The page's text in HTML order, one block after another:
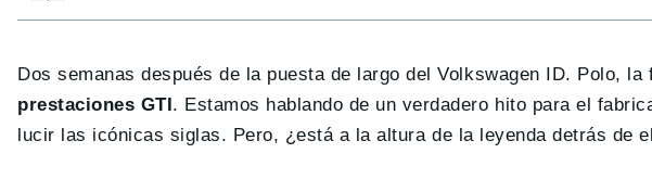
Dos semanas después de la puesta de largo del Volkswagen ID. Polo,
prestaciones GTI . Estamos hablando de un verdadero hito para el
lucir las icónicas siglas. Pero, ¿está a la altura de la leyenda detrás de